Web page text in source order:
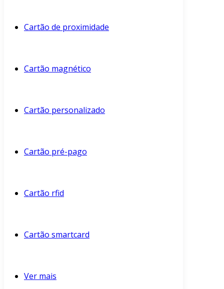
Cartão de proximidade
Cartão magnético
Cartão personalizado
Cartão pré-pago
Cartão rfid
Cartão smartcard
Ver mais